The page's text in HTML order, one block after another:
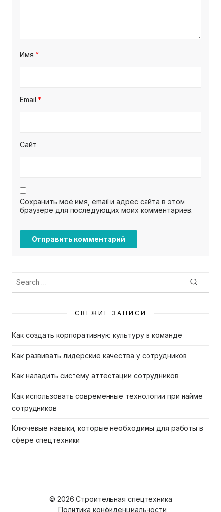
Имя *
Email *
Сайт
Сохранить моё имя, email и адрес сайта в этом
браузере для последующих моих комментариев.
Search
for:
СВЕЖИЕ ЗАПИСИ
Как создать корпоративную культуру в команде
Как развивать лидерские качества у сотрудников
Как наладить систему аттестации сотрудников
Как использовать современные технологии при найме
сотрудников
Ключевые навыки, которые необходимы для работы в
сфере спецтехники
© 2026 Строительная спецтехника
Политика конфиденциальности